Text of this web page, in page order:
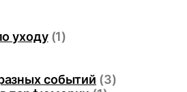
уходу(1)
событий (3)